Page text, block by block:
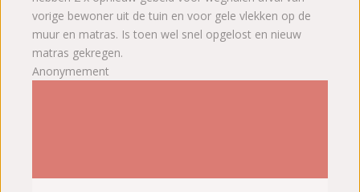
vorige bewoner uit de tuin en voor gele vlekken op de
muur en matras. Is toen wel snel opgelost en nieuw
matras gekregen.
Anonymement